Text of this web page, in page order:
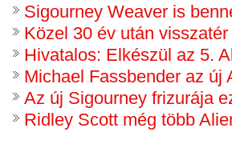
Sigourney Weaver is
Közel 30 év után
Hivatalos: Elkészül az 5.
Michael Fassbender az új
Az új Sigourney frizurája
Ridley Scott még több